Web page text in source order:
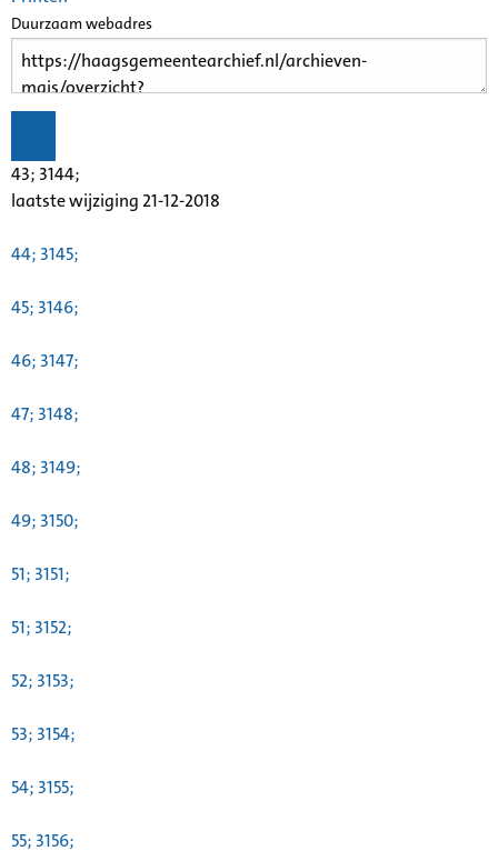
Duurzaam webadres
43; 3144;
laatste wijziging 21-12-2018
44; 3145;
45; 3146;
46; 3147;
47; 3148;
48; 3149;
49; 3150;
51; 3151;
51; 3152;
52; 3153;
53; 3154;
54; 3155;
55; 3156;